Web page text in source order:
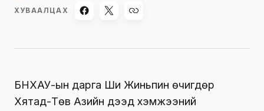
ХУВААЛЦАХ
БНХАУ-ын дарга Ши Жиньпин өчигдөр
Хятад-Төв Азийн дээд хэмжээний